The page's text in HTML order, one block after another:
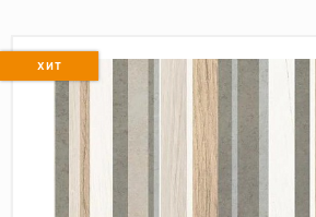
Искусственный камень
Клинкер
ХИТ